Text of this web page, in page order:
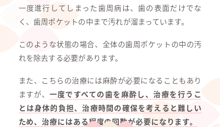
一度進行してしまった歯周病は、歯の表面だけでな
く、歯周ポケットの中まで汚れが溜まっています。
このような状態の場合、全体の歯周ポケットの中の汚
れを除去する必要があります。
また、こちらの治療には麻酔が必要になることもあり
ますが、 一度ですべての歯を麻酔し、治療を行うこ
とは身体的負担、治療時間の確保を考えると難しい
ため、治療にはある程度の回数が必要になります。